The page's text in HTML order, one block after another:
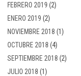
FEBRERO 2019 (2)
ENERO 2019 (2)
NOVIEMBRE 2018 (1)
OCTUBRE 2018 (4)
SEPTIEMBRE 2018 (2)
JULIO 2018 (1)